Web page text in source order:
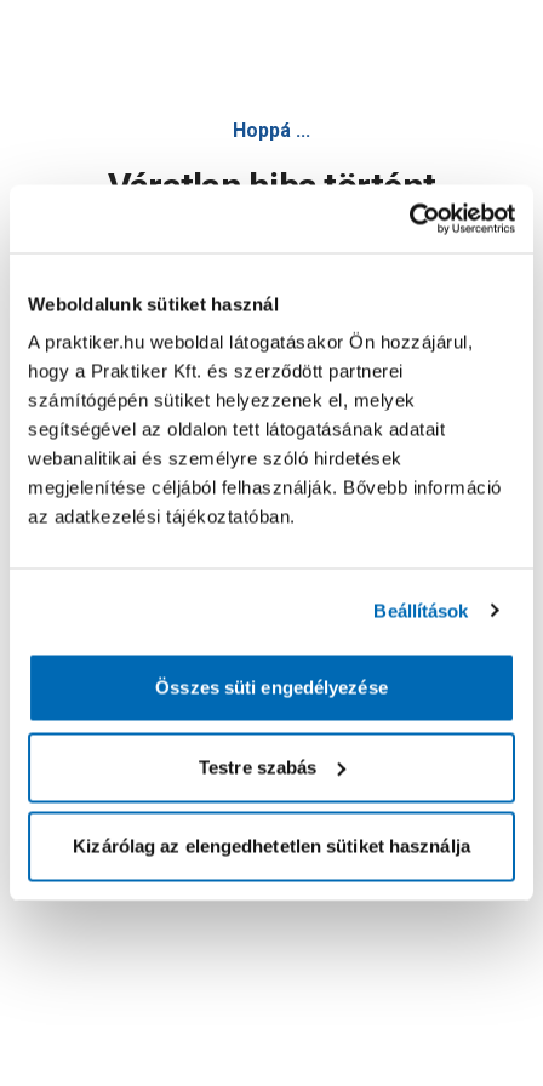
Weboldalunk sütiket használ
A praktiker.hu weboldal látogatásakor Ön hozzájárul,
hogy a Praktiker Kft. és szerződött partnerei
számítógépén sütiket helyezzenek el, melyek
segítségével az oldalon tett látogatásának adatait
webanalitikai és személyre szóló hirdetések
megjelenítése céljából felhasználják. Bővebb információ
az adatkezelési tájékoztatóban.
Beállítások
Összes süti engedélyezése
Testre szabás
Kizárólag az elengedhetetlen sütiket használja
Hoppá ...
Váratlan hiba történt
Oldal újratöltése